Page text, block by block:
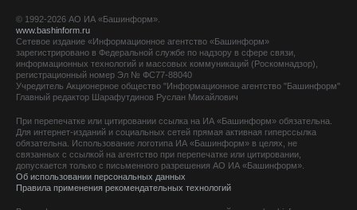
© 1992-2026 АО ИА «Башинформ».
www.bashinform.ru
Сетевое издание «Информационное агентство «Башинформ»
зарегистрировано в Федеральной службе по надзору в сфере связи,
информационных технологий и массовых коммуникаций (Роскомнадзор),
регистрационный номер Эл № ФС77-88040
Учредитель Акционерное общество "Информационное агентство "Башинформ"
Главный редактор Шарафутдинов Руслан Михайлович
При перепечатке или цитировании ссылка на ИА «Башинформ» обязательна.
Для интернет-изданий и социальных сетей прямая активная гиперссылка
обязательна. Использование логотипа ИА «Башинформ» в целях, не
связанных с ссылкой на агентство при перепечатке или цитировании,
допускается только с письменного разрешения АО ИА «Башинформ».
Об использовании персональных данных
Правила применения рекомендательных технологий